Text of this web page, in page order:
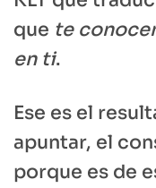
que te
en ti.
Ese es el
apuntar, el
porque es de